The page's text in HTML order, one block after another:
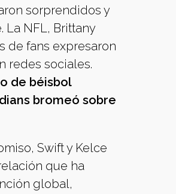
sorprendidos y
La NFL, Brittany
de fans expresaron
redes sociales.
de béisbol
bromeó sobre
Swift y Kelce
que ha
global,